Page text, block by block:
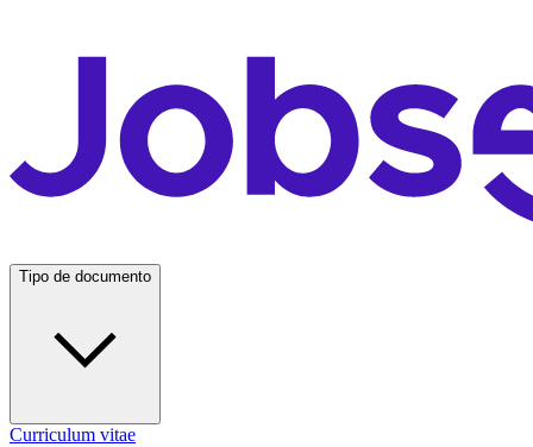
Tipo de documento
Curriculum vitae